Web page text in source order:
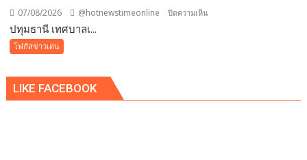
07/08/2026 @hotnewstimeonline ปิดความเห็น
ทอด
ปทุมธานี เทศบาลเ...
โฟกัสข่าวเด่น
LIKE FACEBOOK